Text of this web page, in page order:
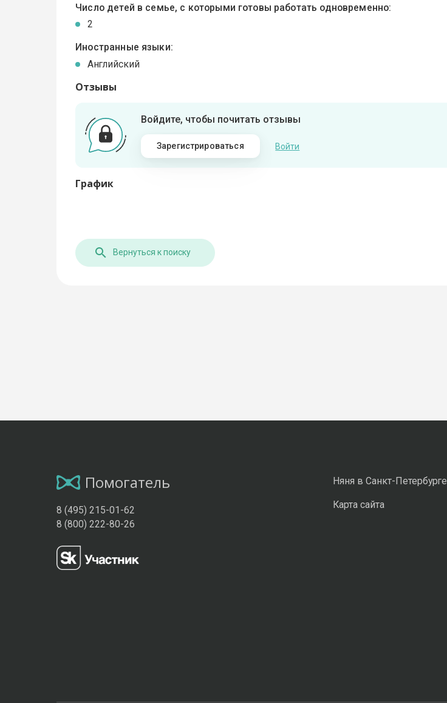
Число детей в семье, с которыми готовы работать одновременно:
2
Иностранные языки:
Английский
Отзывы
Войдите, чтобы почитать отзывы
Зарегистрироваться Войти
График
Вернуться к поиску
Помогатель
8 (495) 215-01-62
8 (800) 222-80-26
Няня в Санкт-Петербурге
Карта сайта